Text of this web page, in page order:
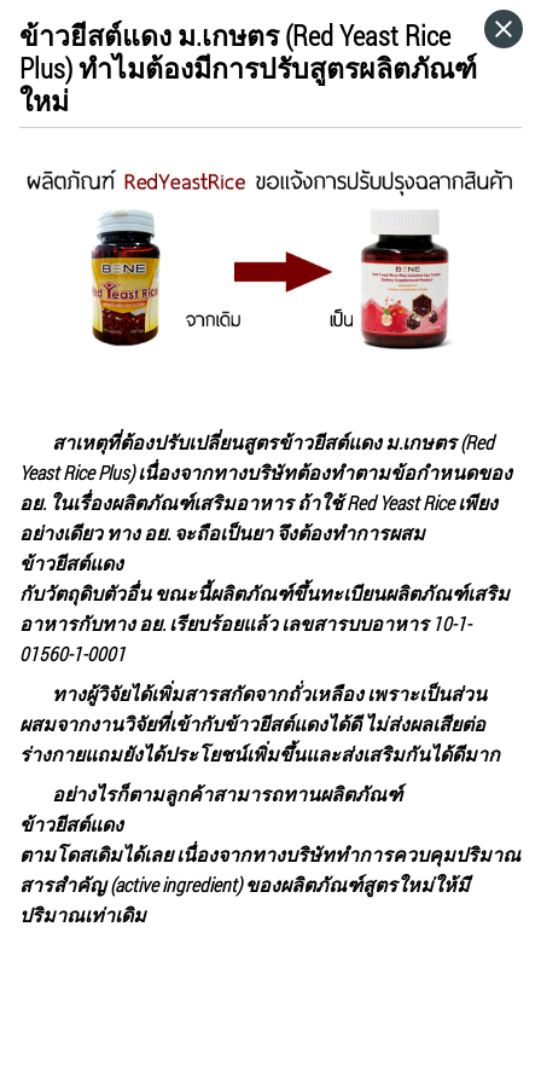
ข้าวยีสต์แดง ม.เกษตร (Red Yeast Rice
Plus) ทำไมต้องมีการปรับสูตรผลิตภัณฑ์
ใหม่
สาเหตุที่ต้องปรับเปลี่ยนสูตรข้าวยีสต์แดง ม.เกษตร (Red
Yeast Rice Plus) เนื่องจากทางบริษัทต้องทำตามข้อกำหนดของ
อย. ในเรื่องผลิตภัณฑ์เสริมอาหาร ถ้าใช้ Red Yeast Rice เพียง
อย่างเดียว ทาง อย. จะถือเป็นยา จึงต้องทำการผสม
ข้าวยีสต์แดง
กับวัตถุดิบตัวอื่น ขณะนี้ผลิตภัณฑ์ขึ้นทะเบียนผลิตภัณฑ์เสริม
อาหารกับทาง อย. เรียบร้อยแล้ว เลขสารบบอาหาร 10-1-
01560-1-0001
ทางผู้วิจัยได้เพิ่มสารสกัดจากถั่วเหลือง เพราะเป็นส่วน
ผสมจากงานวิจัยที่เข้ากับข้าวยีสต์แดงได้ดี ไม่ส่งผลเสียต่อ
ร่างกายแถมยังได้ประโยชน์เพิ่มขึ้นและส่งเสริมกันได้ดีมาก
อย่างไรก็ตามลูกค้าสามารถทานผลิตภัณฑ์
ข้าวยีสต์แดง
ตามโดสเดิมได้เลย เนื่องจากทางบริษัททำการควบคุมปริมาณ
สารสำคัญ (active ingredient) ของผลิตภัณฑ์สูตรใหม่ให้มี
ปริมาณเท่าเดิม
HOME
VISIT WEBSITE